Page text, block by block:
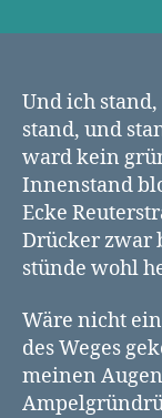
Und ich
stand, und
ward kein
Innenstand
Ecke
Drücker zwar
stünde wohl
Wäre nicht
des Weges
meinen